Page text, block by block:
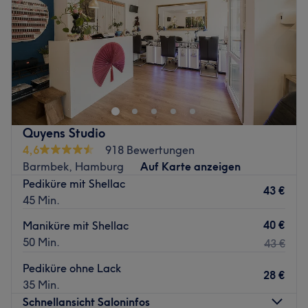
Samstag
19:30
Sonntag
Geschlossen
Beim Barbier Männersache Barbershop in Hamburg
bekommen Männer ihre wohlverdiente Pause, um sich und
ihre Haare pflegen zu lassen. Ob trendige Haarstylings
oder klassische Rasur, das breit gefächerte Angebot lässt
keine Wünsche offen. Hier kann man sich einen Moment
der Ruhe gönnen und danach topgestylt mit einem guten
Gefühl nach Hause gehen.
Zurück zur Salonansicht
Quyens Studio
4,6
918 Bewertungen
Barmbek, Hamburg
Auf Karte anzeigen
Pediküre mit Shellac
45 Min.
43 €
Maniküre mit Shellac
50 Min.
40 €
43 €
Pediküre ohne Lack
35 Min.
28 €
Schnellansicht Saloninfos